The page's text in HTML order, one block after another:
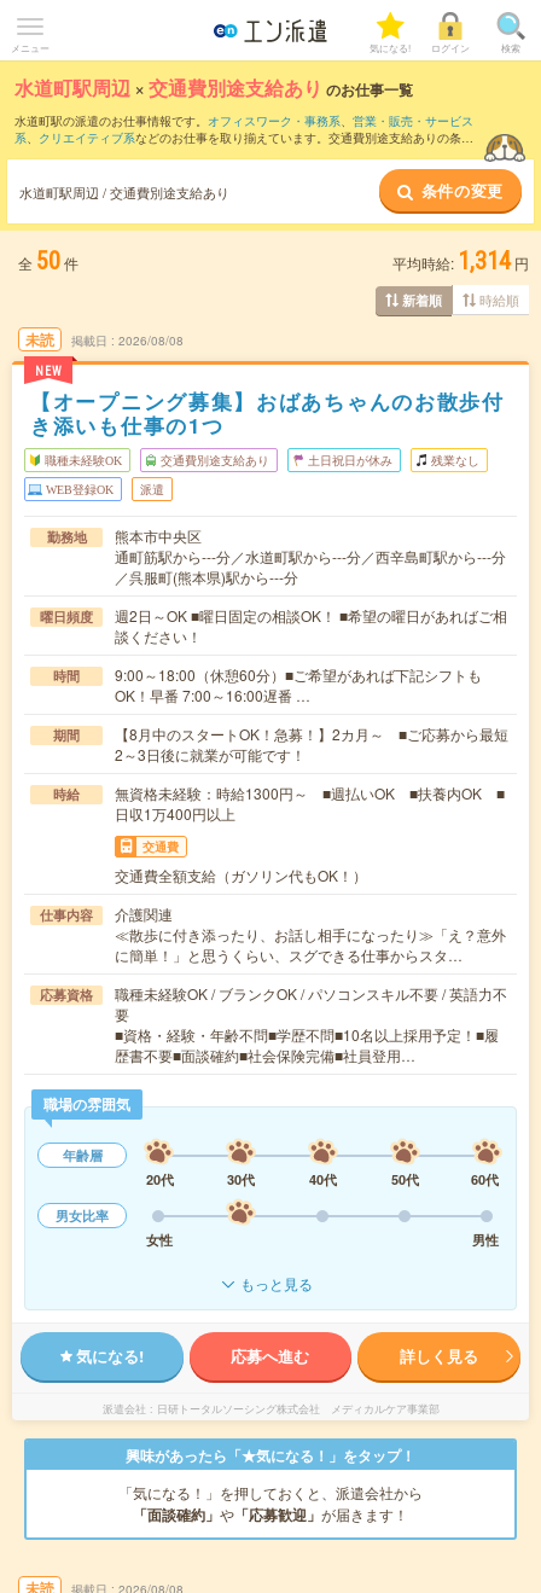
メニュー 気になる! ログイン 検索
水道町駅周辺 ×交通費別途支給あり のお仕事一覧
水道町駅の派遣のお仕事情報です。 オフィスワーク・事務系、 営業・販売・サービス
系、 クリエイティブ系などのお仕事を取り揃えています。交通費別途支給ありの条件
水道町駅周辺 / 交通費別途支給あり 条件の変更
全 50件 平均時給: 1,314 円
新着順 時給順
未読
NEW
掲載日 2026/08/08
【オープニング募集】おばあちゃんのお散歩付
き添いも仕事の1つ
職種未経験OK 交通費別途支給あり 土日祝日が休み 残業なし
WEB登録OK 派遣
勤務地
熊本市中央区
通町筋駅から---分／水道町駅から---分／西辛島町駅から---分
／呉服町(熊本県)駅から---分
曜日頻度
週2日～OK ■曜日固定の相談OK！ ■希望の曜日があればご相
談ください！
時間
9:00～18:00（休憩60分）■ご希望があれば下記シフトも
OK！早番 7:00～16:00遅番 …
期間
【8月中のスタートOK！急募！】2カ月～ ■ご応募から最短
2～3日後に就業が可能です！
時給
無資格未経験：時給1300円～ ■週払いOK ■扶養内OK ■
日収1万400円以上
交通費
交通費全額支給（ガソリン代もOK！）
仕事内容
介護関連
≪散歩に付き添ったり、お話し相手になったり≫「え？意外
に簡単！」と思うくらい、スグできる仕事からスタ…
応募資格
職種未経験OK / ブランクOK / パソコンスキル不要 / 英語力不
要
■資格・経験・年齢不問■学歴不問■10名以上採用予定！■履
歴書不要■面談確約■社会保険完備■社員登用…
職場の雰囲気
年齢層
20代
30代 40代 50代
60代
男女比率
女性
男性
もっと見る
気になる! 応募へ進む 詳しく見る
派遣会社 日研トータルソーシング株式会社 メディカルケア事業部
興味があったら「★気になる！」をタップ！
「気になる！」を押しておくと、派遣会社から
「面談確約」 や 「応募歓迎」 が届きます！
未読 掲載日 2026/08/08